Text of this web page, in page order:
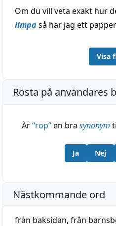
Om du vill veta exakt hur
limpaså har jag ett
Visa
Rösta på användares
Är“rop”en bra synonym
Ja Nej
Nästkommande ord
från baksidan, från